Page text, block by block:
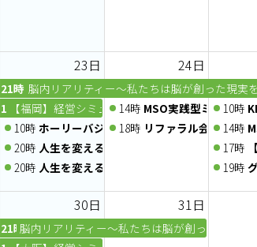
23日
21時 脳内リアリティー～私たちは脳が創った現実
10時【福岡】経営シミュレーションゲーム経営戦略
10時 ホーリーバジルワークショップ
20時 人生を変える一番大切な習慣～40年の学び
20時 人生を変える一番大切な習慣～40年の学び
24日
14時 MSO実践型ミニセミ
18時 リファラル会議〜人
10時
14時
17時
19時
30日
21時脳内リアリティー～私たちは脳が創った現実を
31日